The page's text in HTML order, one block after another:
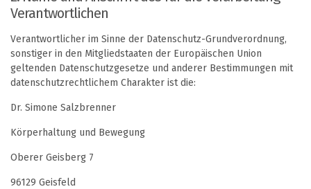
Verantwortlichen
Verantwortlicher im Sinne der Datenschutz-Grundverordnung,
sonstiger in den Mitgliedstaaten der Europäischen Union
geltenden Datenschutzgesetze und anderer Bestimmungen mit
datenschutzrechtlichem Charakter ist die:
Dr. Simone Salzbrenner
Körperhaltung und Bewegung
Oberer Geisberg 7
96129 Geisfeld